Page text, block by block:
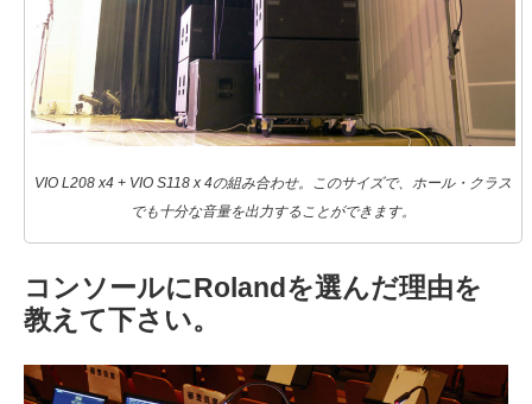
VIO L208 x4 + VIO S118 x 4の組み合わせ。このサイズで、ホール・クラス
でも十分な音量を出力することができます。
コンソールにRolandを選んだ理由を
教えて下さい。